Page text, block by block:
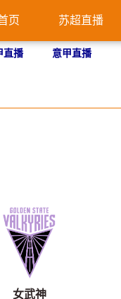
页 苏超直播
直播 意甲直播
女武神